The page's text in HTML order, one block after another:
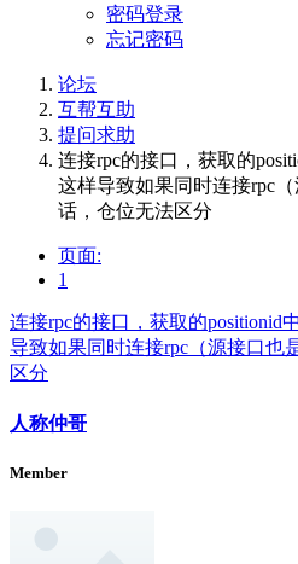
密码登录
忘记密码
论坛
互帮互助
提问求助
连接rpc的接口，获取的
这样导致如果同时连接rpc
话，仓位无法区分
页面:
1
连接rpc的接口，获取的positionid
导致如果同时连接rpc（源接口也
区分
人称仲哥
Member